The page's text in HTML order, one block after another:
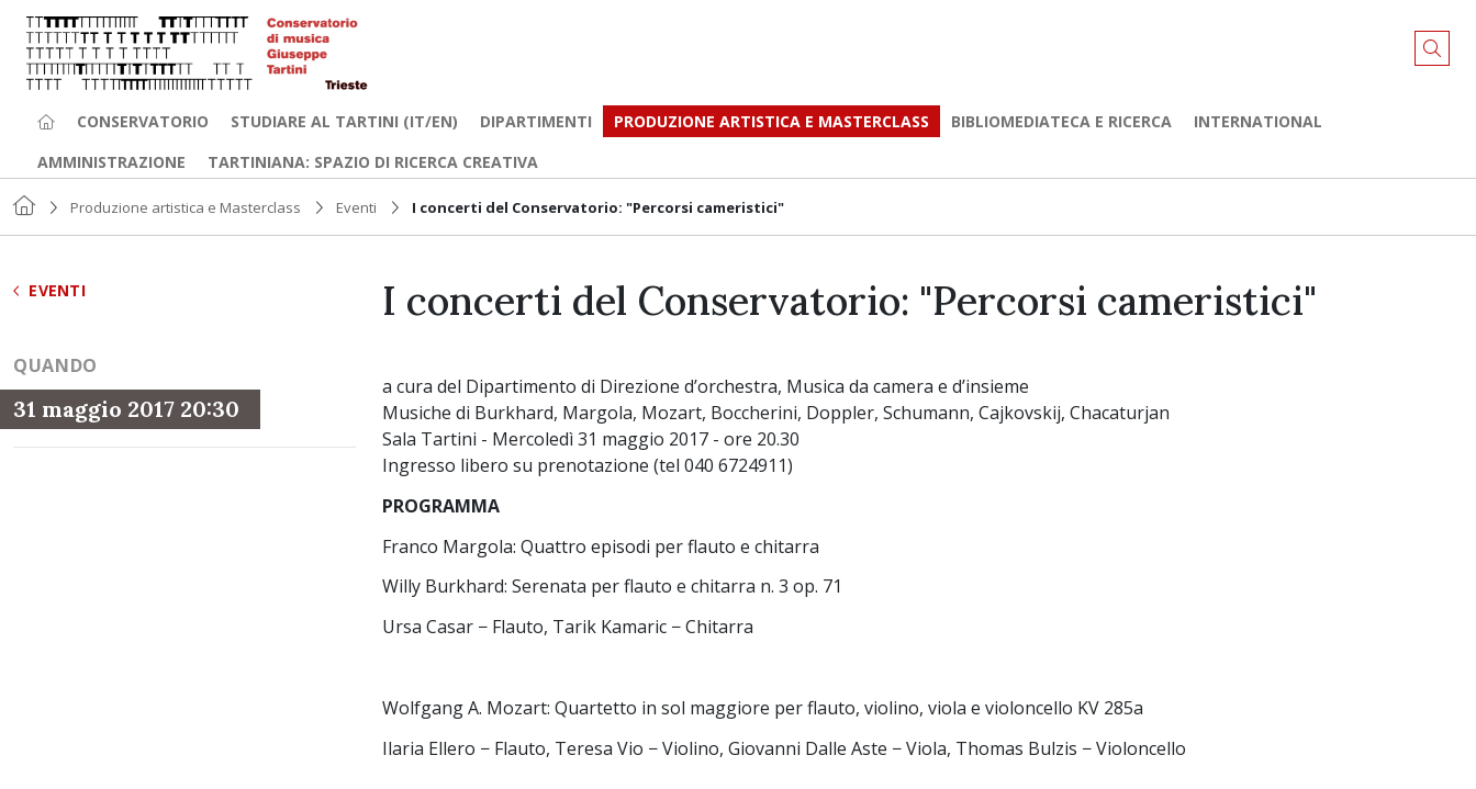
CONSERVATORIO STUDIARE AL TARTINI (IT/EN) DIPARTIMENTI PRODUZIONE ARTISTICA E MASTERCLASS BIBLIOMEDIATECA E RICERCA
INTERNATIONAL
AMMINISTRAZIONE
TARTINIANA: SPAZIO DI RICERCA CREATIVA
Produzione artistica e Masterclass Eventi I concerti del Conservatorio: "Percorsi cameristici"
EVENTI
QUANDO
31 maggio 2017 20:30
I concerti del Conservatorio: "Percorsi cameristici"
a cura del Dipartimento di Direzione d’orchestra, Musica da camera e d’insieme
Musiche di Burkhard, Margola, Mozart, Boccherini, Doppler, Schumann, Cajkovskij, Chacaturjan
Sala Tartini - Mercoledì 31 maggio 2017 - ore 20.30
Ingresso libero su prenotazione (tel 040 6724911)
PROGRAMMA
Franco Margola: Quattro episodi per flauto e chitarra
Willy Burkhard: Serenata per flauto e chitarra n. 3 op. 71
Ursa Casar − Flauto, Tarik Kamaric − Chitarra
Wolfgang A. Mozart: Quartetto in sol maggiore per flauto, violino, viola e violoncello KV 285a
Ilaria Ellero − Flauto, Teresa Vio − Violino, Giovanni Dalle Aste − Viola, Thomas Bulzis − Violoncello